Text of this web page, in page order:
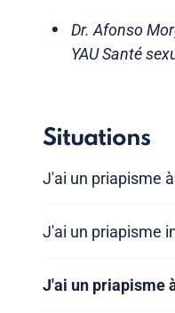
Dr. Afonso
YAU Santé
Situations
J'ai un priapisme
J'ai un priapisme
J'ai un priapisme